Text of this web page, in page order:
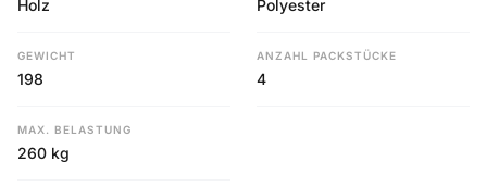
Holz Polyester
GEWICHT
198
ANZAHL PACKSTÜCKE
4
MAX. BELASTUNG
260 kg